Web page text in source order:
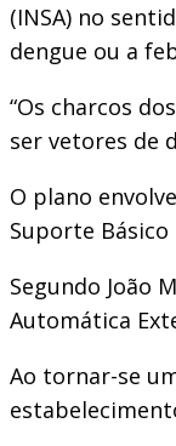
(INSA) no
dengue ou a
“Os charcos
ser vetores de
O plano
Suporte
Segundo João
Automática
Ao tornar-se